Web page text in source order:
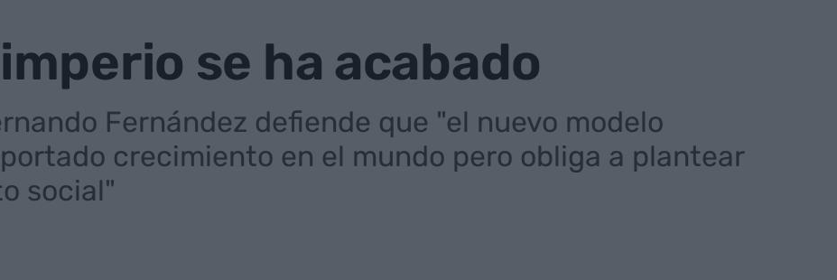
se ha acabado
Fernández defiende que "el nuevo modelo
crecimiento en el mundo pero obliga a plantear
social"